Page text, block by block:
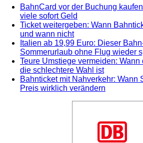
BahnCard vor der Buchung
viele sofort Geld
Ticket weitergeben: Wann
und wann nicht
Italien ab 19,99 Euro: Dieser
Sommerurlaub ohne Flug wieder
Teure Umstiege vermeiden:
die schlechtere Wahl ist
Bahnticket mit Nahverkehr: Wann
Preis wirklich verändern